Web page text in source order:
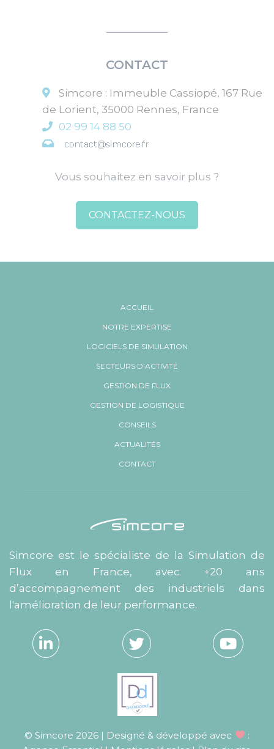
CONTACT
Simcore : Immeuble Cassiopé, 167 Rue
de Lorient, 35000 Rennes, France
02 99 14 88 50
Vous souhaitez en savoir plus ?
CONTACTEZ-NOUS
ACCUEIL
NOTRE EXPERTISE
LOGICIELS DE SIMULATION
SECTEURS D’ACTIVITÉ
GESTION DE FLUX
GESTION DE LOGISTIQUE
CONSEILS
ACTUALITÉS
CONTACT
Simcore est le spécialiste de la Simulation de
Flux en France, avec +20 ans
d’accompagnement des industriels dans
l'amélioration de leur performance.
© Simcore 2026 | Designé & développé avec
: